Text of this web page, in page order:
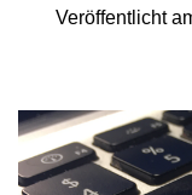
Veröffentlicht